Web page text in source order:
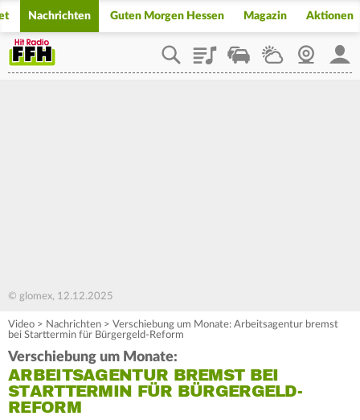
Nachrichten Guten Morgen Hessen Magazin Aktionen
PlaylistStaupilotWetterWebcam
© glomex, 12.12.2025
Video > Nachrichten > Verschiebung um Monate: Arbeitsagentur bremst
bei Starttermin für Bürgergeld-Reform
Verschiebung um Monate:
ARBEITSAGENTUR BREMST BEI
STARTTERMIN FÜR BÜRGERGELD-
REFORM